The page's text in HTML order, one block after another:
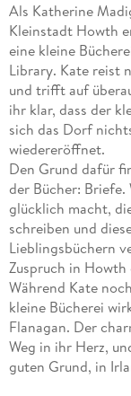
Als Katherine
Kleinstadt Howth
eine kleine
Library. Kate reist
und trifft auf
ihr klar, dass der
sich das Dorf
wiedereröffnet.
Den Grund dafür
der Bücher:
glücklich macht,
schreiben und
Lieblingsbüchern
Zuspruch in
Während Kate
kleine Bücherei
Flanagan. Der
Weg in ihr Herz,
guten Grund, in